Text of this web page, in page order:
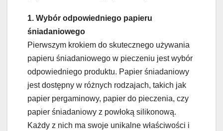
1. Wybór odpowiedniego papieru
śniadaniowego
Pierwszym krokiem do skutecznego używania
papieru śniadaniowego w pieczeniu jest wybór
odpowiedniego produktu. Papier śniadaniowy
jest dostępny w różnych rodzajach, takich jak
papier pergaminowy, papier do pieczenia, czy
papier śniadaniowy z powłoką silikonową.
Każdy z nich ma swoje unikalne właściwości i